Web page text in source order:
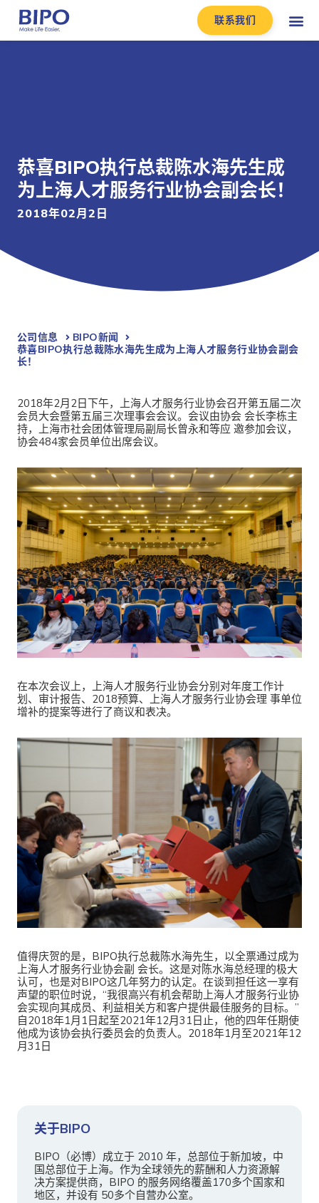
联系我们
恭喜BIPO执行总裁陈水海先生成
为上海人才服务行业协会副会长！
2018年02月2日
公司信息
BIPO新闻​
恭喜BIPO执行总裁陈水海先生成为上海人才服务行业协会副会
长！
2018年2月2日下午，上海人才服务行业协会召开第五届二次
会员大会暨第五届三次理事会会议。会议由协会 会长李栋主
持，上海市社会团体管理局副局长曾永和等应 邀参加会议，
协会484家会员单位出席会议。
在本次会议上，上海人才服务行业协会分别对年度工作计
划、审计报告、2018预算、上海人才服务行业协会理 事单位
增补的提案等进行了商议和表决。
值得庆贺的是，BIPO执行总裁陈水海先生，以全票通过成为
上海人才服务行业协会副 会长。这是对陈水海总经理的极大
认可，也是对BIPO这几年努力的认定。在谈到担任这一享有
声望的职位时说，“我很高兴有机会帮助上海人才服务行业协
会实现向其成员、利益相关方和客户提供最佳服务的目标。”
自2018年1月1日起至2021年12月31日止，他的四年任期使
他成为该协会执行委员会的负责人。2018年1月至2021年12
月31日
关于BIPO
BIPO（必博）成立于 2010 年，总部位于新加坡，中
国总部位于上海。作为全球领先的薪酬和人力资源解
决方案提供商，BIPO 的服务网络覆盖170多个国家和
地区，并设有 50多个自营办公室。